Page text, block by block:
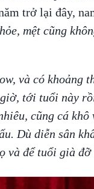
trở lại đây,
mệt cũng
và có khoảng
tới tuổi này
cũng cá khô
Dù diễn sân
và để tuổi già